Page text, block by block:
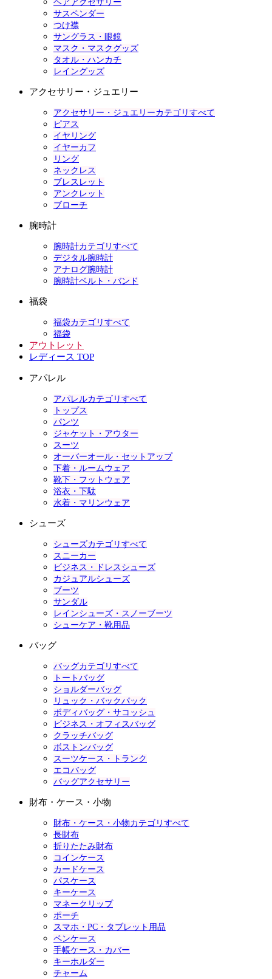
ヘアアクセサリー
サスペンダー
つけ襟
サングラス・眼鏡
マスク・マスクグッズ
タオル・ハンカチ
レイングッズ
アクセサリー・ジュエリー
アクセサリー・ジュエリーカテゴリすべて
ピアス
イヤリング
イヤーカフ
リング
ネックレス
ブレスレット
アンクレット
ブローチ
腕時計
腕時計カテゴリすべて
デジタル腕時計
アナログ腕時計
腕時計ベルト・バンド
福袋
福袋カテゴリすべて
福袋
アウトレット
レディース TOP
アパレル
アパレルカテゴリすべて
トップス
パンツ
ジャケット・アウター
スーツ
オーバーオール・セットアップ
下着・ルームウェア
靴下・フットウェア
浴衣・下駄
水着・マリンウェア
シューズ
シューズカテゴリすべて
スニーカー
ビジネス・ドレスシューズ
カジュアルシューズ
ブーツ
サンダル
レインシューズ・スノーブーツ
シューケア・靴用品
バッグ
バッグカテゴリすべて
トートバッグ
ショルダーバッグ
リュック・バックパック
ボディバッグ・サコッシュ
ビジネス・オフィスバッグ
クラッチバッグ
ボストンバッグ
スーツケース・トランク
エコバッグ
バッグアクセサリー
財布・ケース・小物
財布・ケース・小物カテゴリすべて
長財布
折りたたみ財布
コインケース
カードケース
パスケース
キーケース
マネークリップ
ポーチ
スマホ・PC・タブレット用品
ペンケース
手帳ケース・カバー
キーホルダー
チャーム